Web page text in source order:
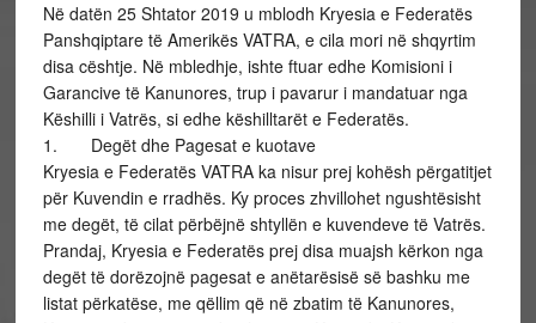
Në datën 25 Shtator 2019 u mblodh Kryesia e Federatës
Panshqiptare të Amerikës VATRA, e cila mori në shqyrtim
disa cështje. Në mbledhje, ishte ftuar edhe Komisioni i
Garancive të Kanunores, trup i pavarur i mandatuar nga
Këshilli i Vatrës, si edhe këshilltarët e Federatës.
1. Degët dhe Pagesat e kuotave
Kryesia e Federatës VATRA ka nisur prej kohësh përgatitjet
për Kuvendin e rradhës. Ky proces zhvillohet ngushtësisht
me degët, të cilat përbëjnë shtyllën e kuvendeve të Vatrës.
Prandaj, Kryesia e Federatës prej disa muajsh kërkon nga
degët të dorëzojnë pagesat e anëtarësisë së bashku me
listat përkatëse, me qëllim që në zbatim të Kanunores,